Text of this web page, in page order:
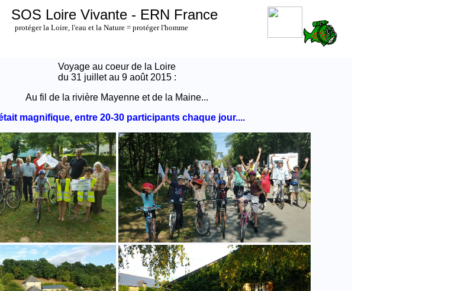
SOS Loire Vivante - ERN France
protéger la Loire, l'eau et la Nature = protéger l'homme
Voyage au coeur de la Loire
du 31 juillet au 9 août 2015 :
Au fil de la rivière Mayenne et de la Maine...
magnifique, entre 20-30 participants chaque jour....